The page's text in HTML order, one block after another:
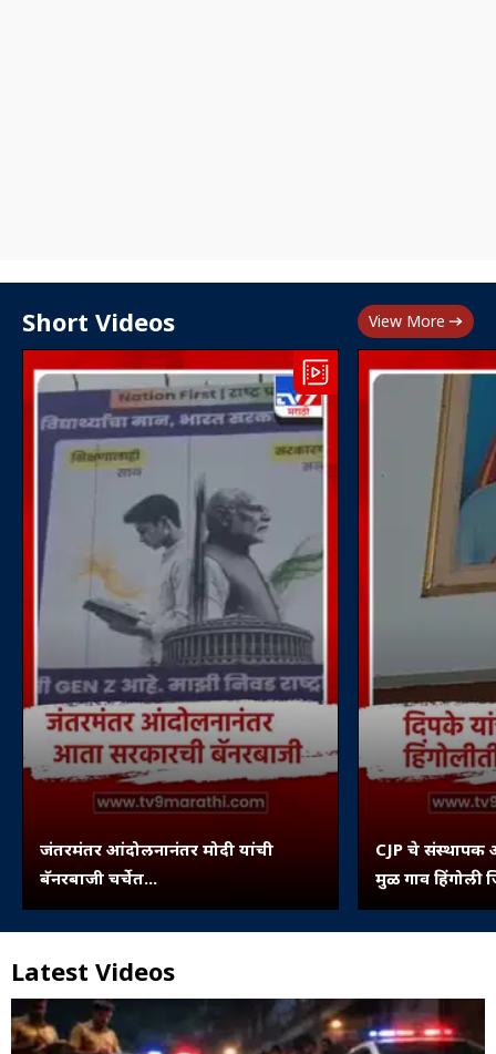
Short Videos View More
जंतरमंतर आंदोलनानंतर मोदी यांची
बॅनरबाजी चर्चेत...
CJP चे संस्थापक
मुळ गाव हिंगोली
पिंपरी...
Latest Videos